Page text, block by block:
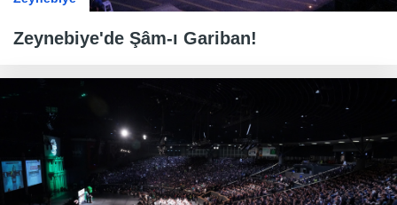
Zeynebiye'de Şâm-ı Gariban!